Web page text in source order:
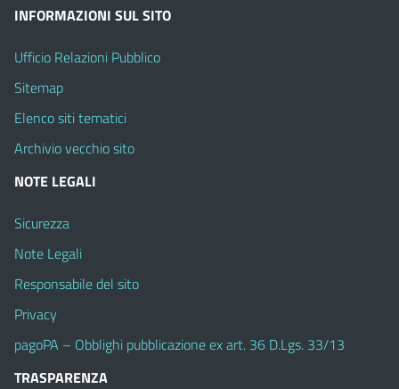
INFORMAZIONI SUL SITO
Ufficio Relazioni Pubblico
Sitemap
Elenco siti tematici
Archivio vecchio sito
NOTE LEGALI
Sicurezza
Note Legali
Responsabile del sito
Privacy
pagoPA – Obblighi pubblicazione ex art. 36 D.Lgs. 33/13
TRASPARENZA